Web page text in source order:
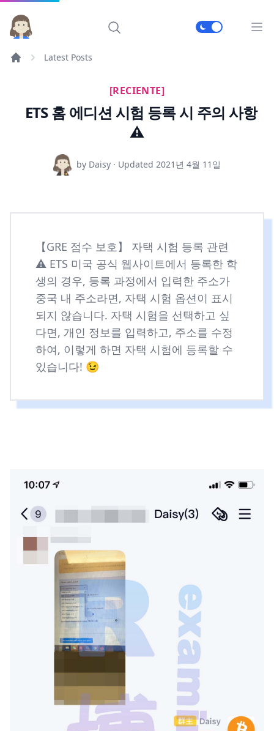
메
Latest Posts
[RECIENTE]
ETS 홈 에디션 시험 등록 시 주의 사항
⚠️
by Daisy · Updated 2021년 4월 11일
【GRE 점수 보호】 자택 시험 등록 관련
⚠️ ETS 미국 공식 웹사이트에서 등록한 학
생의 경우, 등록 과정에서 입력한 주소가
중국 내 주소라면, 자택 시험 옵션이 표시
되지 않습니다. 자택 시험을 선택하고 싶
다면, 개인 정보를 입력하고, 주소를 수정
하여, 이렇게 하면 자택 시험에 등록할 수
있습니다! 😉